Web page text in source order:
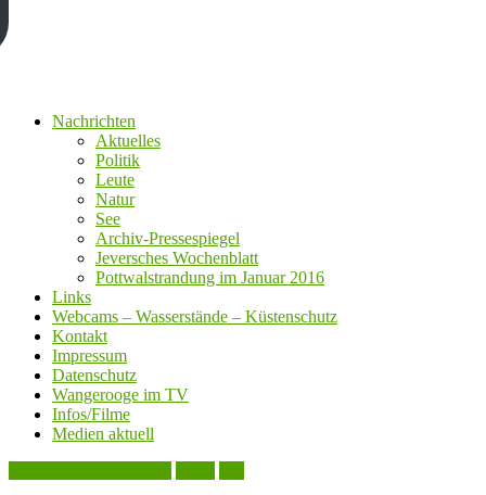
Nachrichten
Aktuelles
Politik
Leute
Natur
See
Archiv-Pressespiegel
Jeversches Wochenblatt
Pottwalstrandung im Januar 2016
Links
Webcams – Wasserstände – Küstenschutz
Kontakt
Impressum
Datenschutz
Wangerooge im TV
Infos/Filme
Medien aktuell